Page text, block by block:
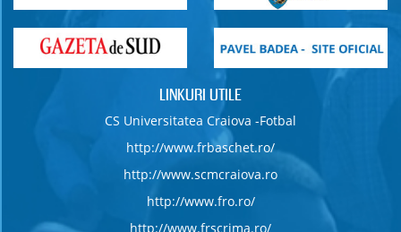
LINKURI UTILE
CS Universitatea Craiova -Fotbal
http://www.frbaschet.ro/
http://www.scmcraiova.ro
http://www.fro.ro/
http://www.frscrima.ro/